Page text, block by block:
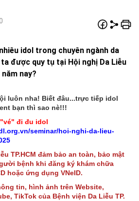
idol trong chuyên ngành da
được quy tụ tại Hội nghị Da Liễu
nay?
luôn nha! Biết đâu...trực tiếp idol
bạn thì sao nè!!!
đi đu idol
seminar/hoi-nghi-da-lieu-
TP.HCM đảm bảo an toàn, bảo mật
bệnh khi đăng ký khám chữa
hoặc ứng dụng VNeID.
tin, hình ảnh trên Website,
TikTok của Bệnh viện Da Liễu TP.